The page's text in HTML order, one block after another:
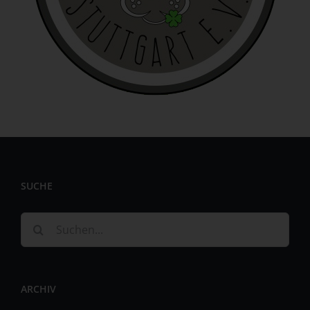
SUCHE
nach:
ARCHIV
identifizierbar wird eine natürliche Person angesehen, die
direkt oder indirekt, insbesondere mittels Zuordnung zu
einer Kennung wie einem Namen, zu einer Kennnummer,
zu Standortdaten, zu einer Online-Kennung oder zu
einem oder mehreren besonderen Merkmalen, die
Ausdruck der physischen, physiologischen, genetischen,
psychischen, wirtschaftlichen, kulturellen oder sozialen
identifizierbare natürliche Person, deren
Vorgangsreihe im Zusammenhang mit